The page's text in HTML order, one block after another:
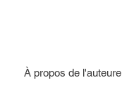
À propos de l'auteure